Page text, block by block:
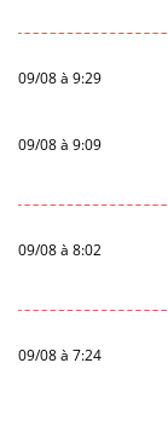
09/08 à 9:29
09/08 à 9:09
09/08 à 8:02
09/08 à 7:24